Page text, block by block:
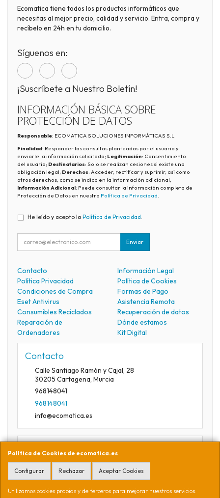
Política de Cookies de ecomatica.es
Configurar Rechazar Aceptar Cookies
Utilizamos cookies propias y de terceros para mejorar nuestros servicios.
Ecomatica tiene todos los productos informáticos que
necesitas al mejor precio, calidad y servicio. Entra, compra y
recíbelo en 24h en tu domicilio.
Síguenos en:
¡Suscríbete a Nuestro Boletín!
INFORMACIÓN BÁSICA SOBRE
PROTECCIÓN DE DATOS
Responsable: ECOMATICA SOLUCIONES INFORMÁTICAS S.L
Finalidad: Responder las consultas planteadas por el usuario y
enviarle la información solicitada; Legitimación: Consentimiento
del usuario; Destinatarios: Solo se realizan cesiones si existe una
obligación legal; Derechos: Acceder, rectificar y suprimir, así como
otros derechos, como se indica en la información adicional;
Información Adicional: Puede consultar la información completa de
Protección de Datos en nuestra Política de Privacidad.
He leído y acepto la Política de Privacidad
Enviar
Contacto
Información Legal
Política Privacidad
Política de Cookies
Condiciones de Compra
Formas de Pago
Eset Antivirus
Asistencia Remota
Consumibles Reciclados
Recuperación de datos
Reparación de
Ordenadores
Dónde estamos
Kit Digital
Contacto
Calle Santiago Ramón y Cajal, 28
30205 Cartagena, Murcia
968148041
968148041
info@ecomatica.es
Horario
09:30-13:30